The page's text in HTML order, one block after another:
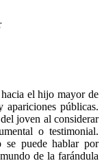
el hijo mayor de
apariciones públicas.
joven al considerar
o testimonial.
se puede hablar por
de la farándula